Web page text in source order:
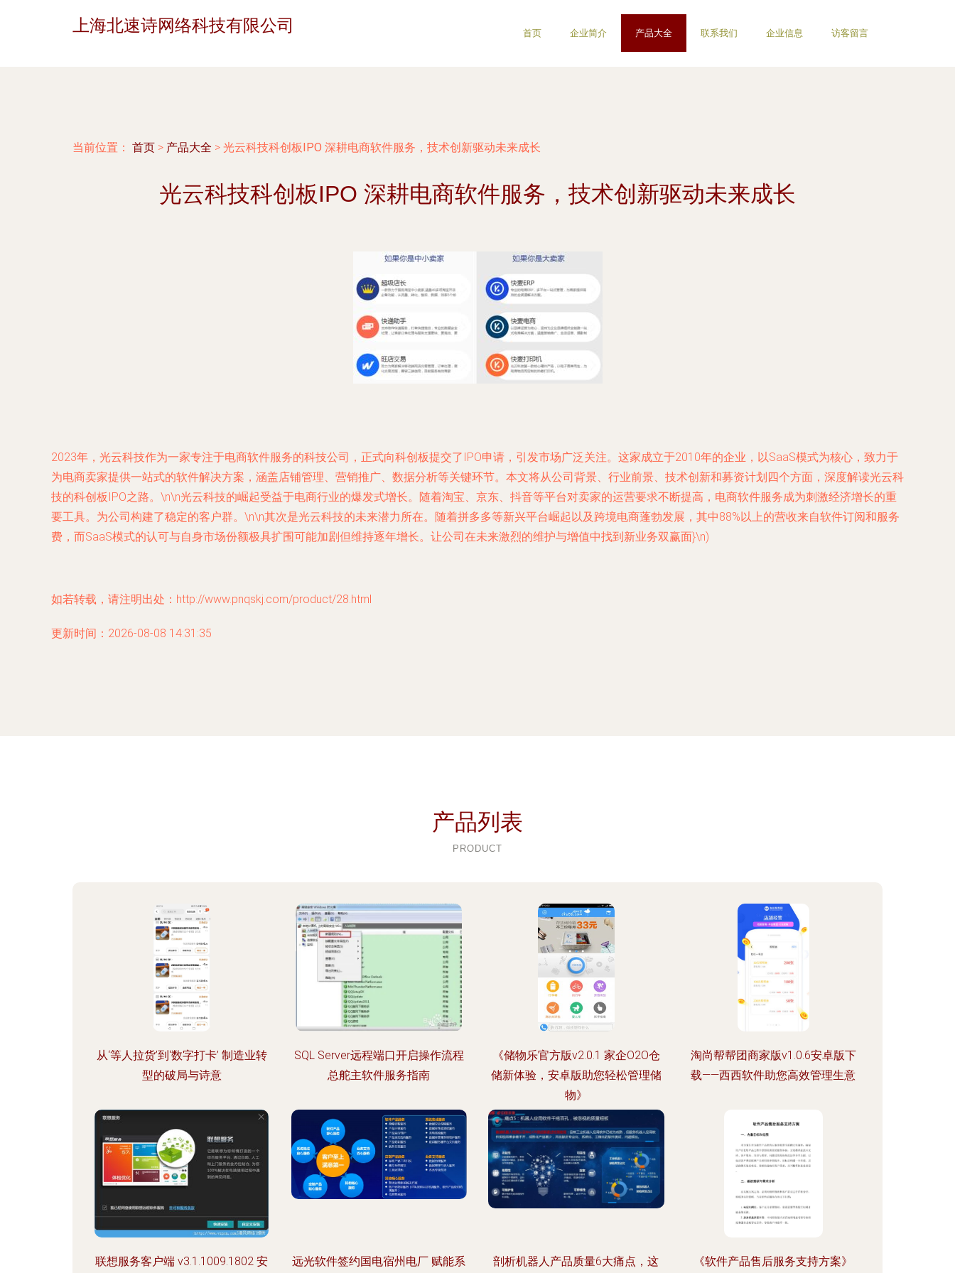
上海北速诗网络科技有限公司 首页 企业简介 产品大全 联系我们 企业信息 访客留言
当前位置： 首页 > 产品大全 > 光云科技科创板IPO 深耕电商软件服务，技术创新驱动未来成长
光云科技科创板IPO 深耕电商软件服务，技术创新驱动未来成长
2023年，光云科技作为一家专注于电商软件服务的科技公司，正式向科创板提交了IPO申请，引发市场广泛关注。这家成立于2010年的企业，以SaaS模式为核心，致力于
为电商卖家提供一站式的软件解决方案，涵盖店铺管理、营销推广、数据分析等关键环节。本文将从公司背景、行业前景、技术创新和募资计划四个方面，深度解读光云科
技的科创板IPO之路。\n\n光云科技的崛起受益于电商行业的爆发式增长。随着淘宝、京东、抖音等平台对卖家的运营要求不断提高，电商软件服务成为刺激经济增长的重
要工具。为公司构建了稳定的客户群。\n\n其次是光云科技的未来潜力所在。随着拼多多等新兴平台崛起以及跨境电商蓬勃发展，其中88%以上的营收来自软件订阅和服务
费，而SaaS模式的认可与自身市场份额极具扩围可能加剧但维持逐年增长。让公司在未来激烈的维护与增值中找到新业务双赢面}\n)
如若转载，请注明出处：http://www.pnqskj.com/product/28.html
更新时间：2026-08-08 14:31:35
产品列表
PRODUCT
从‘等人拉货’到‘数字打卡’ 制造业转
型的破局与诗意
SQL Server远程端口开启操作流程
总舵主软件服务指南
《储物乐官方版v2.0.1 家企O2O仓
储新体验，安卓版助您轻松管理储
物》
淘尚帮帮团商家版v1.0.6安卓版下
载——西西软件助您高效管理生意
联想服务客户端 v3.1.1009.1802 安 远光软件签约国电宿州电厂 赋能系 剖析机器人产品质量6大痛点，这 《软件产品售后服务支持方案》